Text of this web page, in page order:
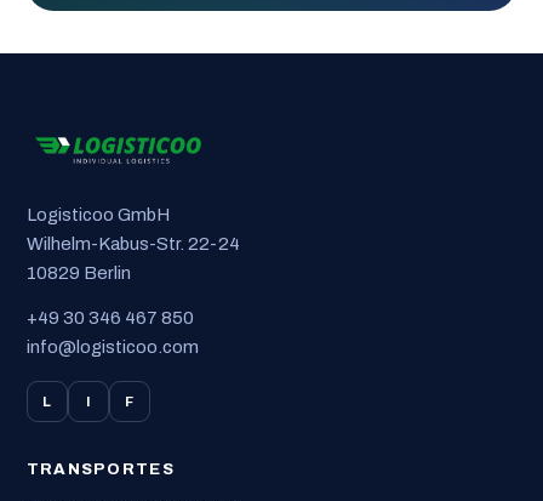
Logisticoo GmbH
Wilhelm-Kabus-Str. 22-24
10829 Berlin
+49 30 346 467 850
info@logisticoo.com
L I F
TRANSPORTES